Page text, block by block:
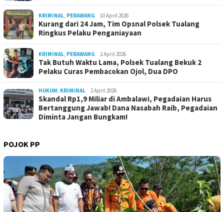
KRIMINAL, PERAWANG 10 April 2026
Kurang dari 24 Jam, Tim Opsnal Polsek Tualang
Ringkus Pelaku Penganiayaan
KRIMINAL, PERAWANG 2 April 2026
Tak Butuh Waktu Lama, Polsek Tualang Bekuk 2
Pelaku Curas Pembacokan Ojol, Dua DPO
HUKUM, KRIMINAL 2 April 2026
Skandal Rp1,9 Miliar di Ambalawi, Pegadaian Harus
Bertanggung Jawab! Dana Nasabah Raib, Pegadaian
Diminta Jangan Bungkam!
POJOK PP